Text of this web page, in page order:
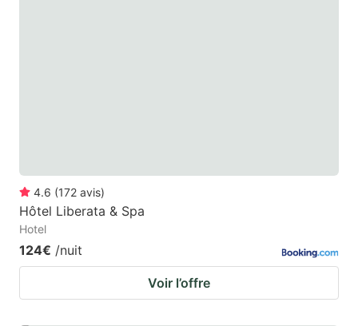
4.6 (172 avis)
Hôtel Liberata & Spa
Hotel
124€ /nuit
Voir l’offre